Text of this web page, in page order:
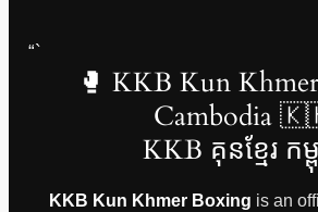
“`
🥊 KKB Kun
Cambodia
KKB គុនខ្មែរ កម្
KKB Kun Khmer Boxing is an